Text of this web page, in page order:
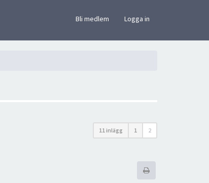
Bli medlem Logga in
11 inlägg 1 2